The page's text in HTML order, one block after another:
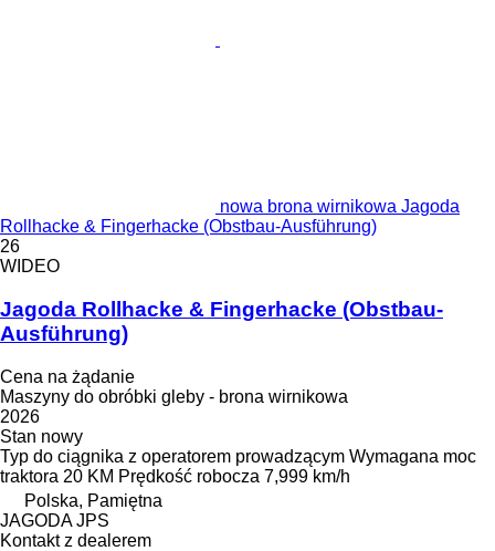
nowa brona wirnikowa Jagoda
Rollhacke & Fingerhacke (Obstbau-Ausführung)
26
WIDEO
Jagoda Rollhacke & Fingerhacke (Obstbau-
Ausführung)
Cena na żądanie
Maszyny do obróbki gleby - brona wirnikowa
2026
Stan nowy
Typ do ciągnika z operatorem prowadzącym Wymagana moc
traktora 20 KM Prędkość robocza 7,999 km/h
Polska, Pamiętna
JAGODA JPS
Kontakt z dealerem